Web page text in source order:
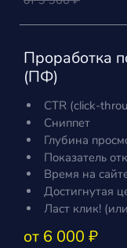
Проработка
(ПФ)
CTR (click-
Сниппет
Глубина
Показатель
Время на
Достигнутая
Ласт клик!
от 6 000 ₽